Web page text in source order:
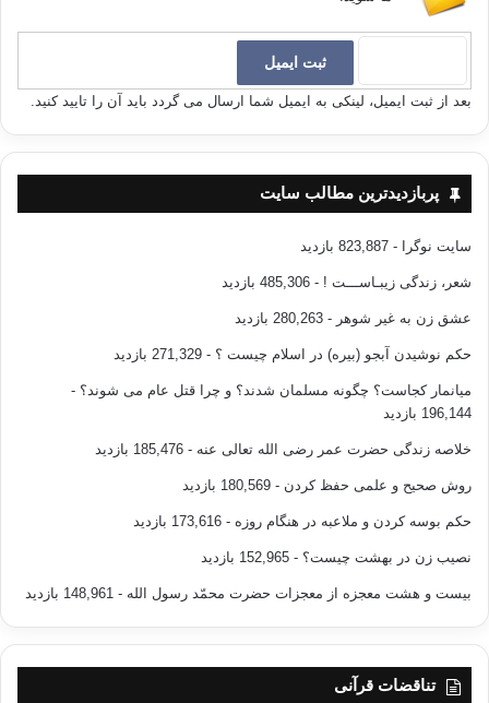
بعد از ثبت ایمیل، لینکی به ایمیل شما ارسال می گردد باید آن را تایید کنید.
پربازدیدترین مطالب سایت
سایت نوگرا - 823,887 بازدید
شعر، زندگی زیبـاســـت ! - 485,306 بازدید
عشق زن به غیر شوهر - 280,263 بازدید
حکم نوشیدن آبجو (بیره) در اسلام چیست ؟ - 271,329 بازدید
میانمار کجاست؟ چگونه مسلمان شدند؟ و چرا قتل عام می شوند؟ -
196,144 بازدید
خلاصه زندگی حضرت عمر رضی الله تعالی عنه - 185,476 بازدید
روش صحیح و علمی حفظ کردن - 180,569 بازدید
حکم بوسه کردن و ملاعبه در هنگام روزه - 173,616 بازدید
نصیب زن در بهشت چیست؟ - 152,965 بازدید
بیست و هشت معجزه از معجزات حضرت محمّد رسول الله - 148,961 بازدید
تناقضات قرآنی